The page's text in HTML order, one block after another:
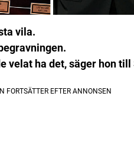
vila.
velat ha det, säger hon till